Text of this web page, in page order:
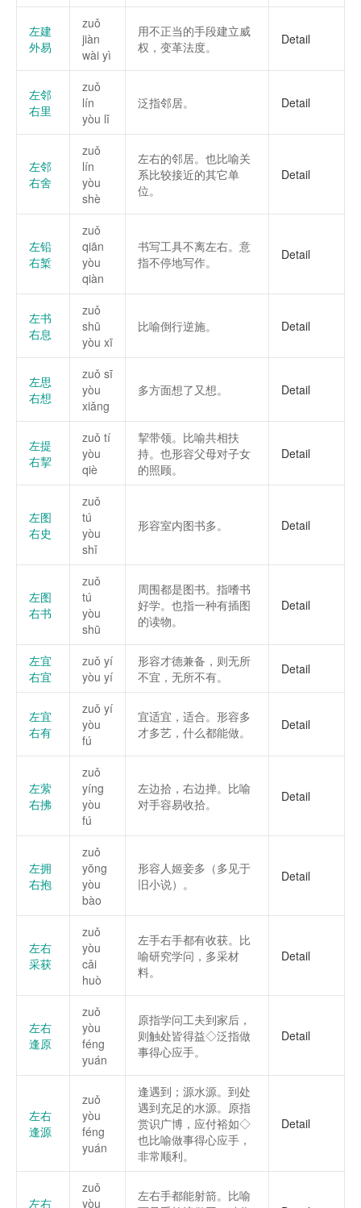
左建
外易
zuǒ
jiàn
wài yì
用不正当的手段建立威
权，变革法度。
Detail
左邻
右里
zuǒ
lín
yòu lǐ
泛指邻居。 Detail
左邻
右舍
zuǒ
lín
yòu
shè
左右的邻居。也比喻关
系比较接近的其它单
位。
Detail
左铅
右椠
zuǒ
qiān
yòu
qiàn
书写工具不离左右。意
指不停地写作。
Detail
左书
右息
zuǒ
shū
yòu xī
比喻倒行逆施。 Detail
左思
右想
zuǒ sī
yòu
xiǎng
多方面想了又想。 Detail
左提
右挈
zuǒ tí
yòu
qiè
挈带领。比喻共相扶
持。也形容父母对子女
的照顾。
Detail
左图
右史
zuǒ
tú
yòu
shǐ
形容室内图书多。 Detail
左图
右书
zuǒ
tú
yòu
shū
周围都是图书。指嗜书
好学。也指一种有插图
的读物。
Detail
左宜
右宜
zuǒ yí
yòu yí
形容才德兼备，则无所
不宜，无所不有。
Detail
左宜
右有
zuǒ yí
yòu
fú
宜适宜，适合。形容多
才多艺，什么都能做。
Detail
左萦
右拂
zuǒ
yíng
yòu
fú
左边拾，右边掸。比喻
对手容易收拾。
Detail
左拥
右抱
zuǒ
yōng
yòu
bào
形容人姬妾多（多见于
旧小说）。
Detail
左右
采获
zuǒ
yòu
cǎi
huò
左手右手都有收获。比
喻研究学问，多采材
料。
Detail
左右
逢原
zuǒ
yòu
féng
yuán
原指学问工夫到家后，
则触处皆得益◇泛指做
事得心应手。
Detail
左右
逢源
zuǒ
yòu
féng
yuán
逢遇到；源水源。到处
遇到充足的水源。原指
赏识广博，应付裕如◇
也比喻做事得心应手，
非常顺利。
Detail
左右
zuǒ
yòu
左右手都能射箭。比喻